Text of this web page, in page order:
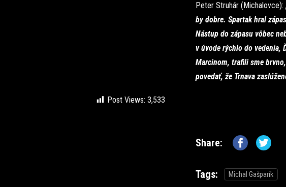
Peter Struhár (Michalovce):
by dobre. Spartak hral
Nástup do zápasu vôbec
v úvode rýchlo do vedenia,
Marcinom, trafili sme
povedať, že Trnava
Post Views: 3,533
Share:
Tags: Michal Gašparík